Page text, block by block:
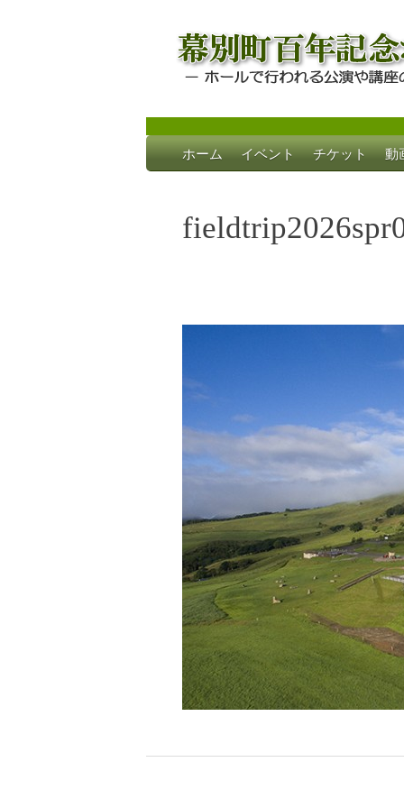
幕別町百年記
ホールで行われる公演や講座のご案内
Skip
to
ホーム イベント チケット 動